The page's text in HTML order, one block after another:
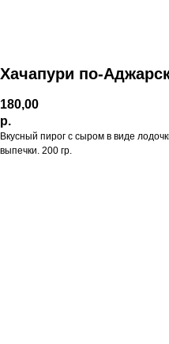
Хачапури по-
180,00
р.
Вкусный пирог с сыром в виде
выпечки. 200 гр.